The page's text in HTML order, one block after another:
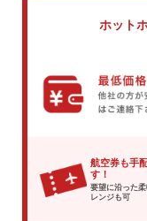
ホット
航空券も手
す！
要望に沿った
レンジも可